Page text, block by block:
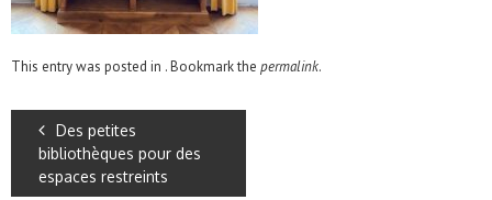
This entry was posted in . Bookmark the permalink.
Des petites
bibliothèques pour des
espaces restreints